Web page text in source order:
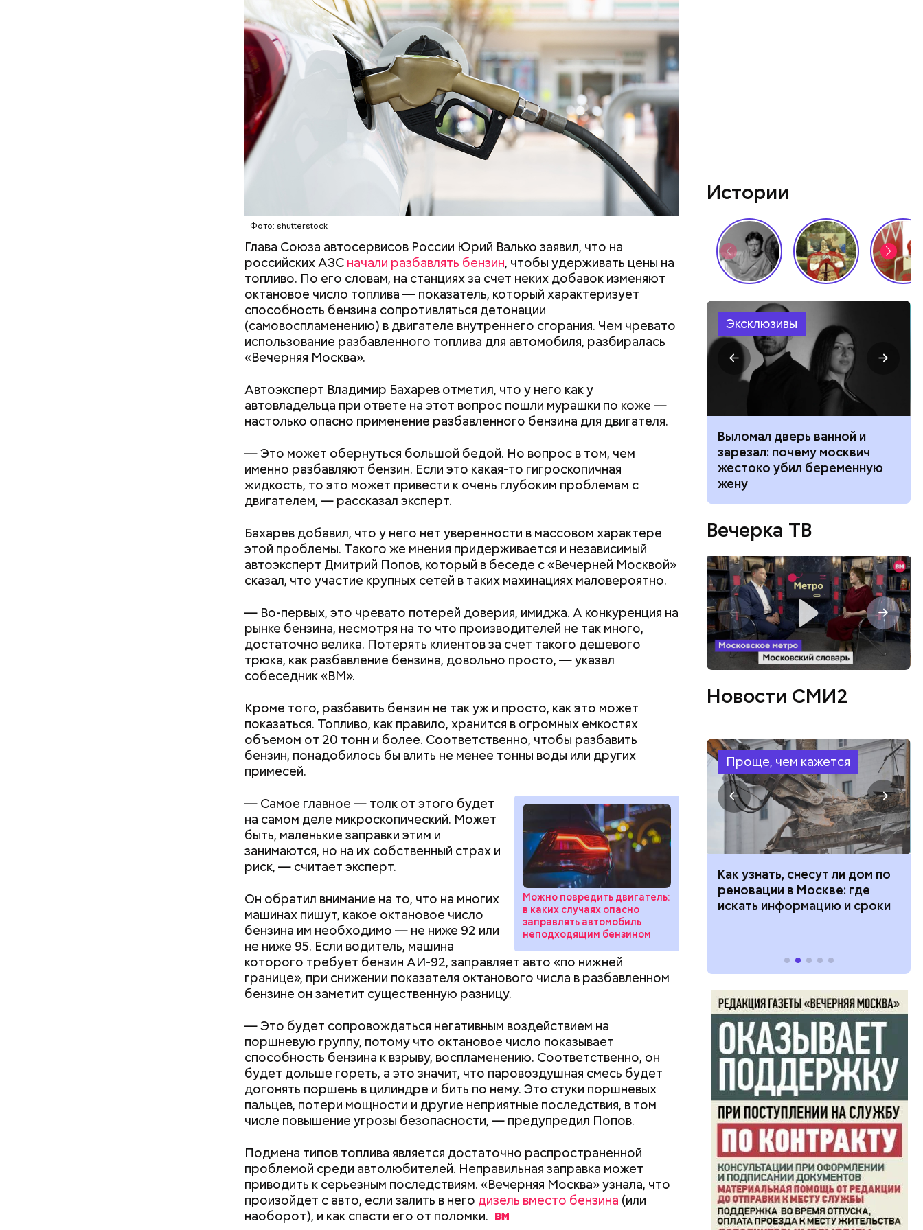
Фото: shutterstock
Глава Союза автосервисов России Юрий Валько заявил, что на
российских АЗС начали разбавлять бензин, чтобы удерживать цены на
топливо. По его словам, на станциях за счет неких добавок изменяют
октановое число топлива — показатель, который характеризует
способность бензина сопротивляться детонации
(самовоспламенению) в двигателе внутреннего сгорания. Чем чревато
использование разбавленного топлива для автомобиля, разбиралась
«Вечерняя Москва».
Автоэксперт Владимир Бахарев отметил, что у него как у
автовладельца при ответе на этот вопрос пошли мурашки по коже —
настолько опасно применение разбавленного бензина для двигателя.
— Это может обернуться большой бедой. Но вопрос в том, чем
именно разбавляют бензин. Если это какая-то гигроскопичная
жидкость, то это может привести к очень глубоким проблемам с
двигателем, — рассказал эксперт.
Бахарев добавил, что у него нет уверенности в массовом характере
этой проблемы. Такого же мнения придерживается и независимый
автоэксперт Дмитрий Попов, который в беседе с «Вечерней Москвой»
сказал, что участие крупных сетей в таких махинациях маловероятно.
— Во-первых, это чревато потерей доверия, имиджа. А конкуренция на
рынке бензина, несмотря на то что производителей не так много,
достаточно велика. Потерять клиентов за счет такого дешевого
трюка, как разбавление бензина, довольно просто, — указал
собеседник «ВМ».
Кроме того, разбавить бензин не так уж и просто, как это может
показаться. Топливо, как правило, хранится в огромных емкостях
объемом от 20 тонн и более. Соответственно, чтобы разбавить
бензин, понадобилось бы влить не менее тонны воды или других
примесей.
Можно повредить двигатель:
в каких случаях опасно
заправлять автомобиль
неподходящим бензином
— Самое главное — толк от этого будет
на самом деле микроскопический. Может
быть, маленькие заправки этим и
занимаются, но на их собственный страх и
риск, — считает эксперт.
Он обратил внимание на то, что на многих
машинах пишут, какое октановое число
бензина им необходимо — не ниже 92 или
не ниже 95. Если водитель, машина
которого требует бензин АИ-92, заправляет авто «по нижней
границе», при снижении показателя октанового числа в разбавленном
бензине он заметит существенную разницу.
— Это будет сопровождаться негативным воздействием на
поршневую группу, потому что октановое число показывает
способность бензина к взрыву, воспламенению. Соответственно, он
будет дольше гореть, а это значит, что паровоздушная смесь будет
догонять поршень в цилиндре и бить по нему. Это стуки поршневых
пальцев, потери мощности и другие неприятные последствия, в том
числе повышение угрозы безопасности, — предупредил Попов.
Подмена типов топлива является достаточно распространенной
проблемой среди автолюбителей. Неправильная заправка может
приводить к серьезным последствиям. «Вечерняя Москва» узнала, что
произойдет с авто, если залить в него дизель вместо бензина (или
наоборот), и как спасти его от поломки.
Международный день холостяка
своими друзьями, устраивают вечеринки, играют в видеоигры и
проводят время, наслаждаясь свободой и независимостью, пока это
возможно, ведь может быть и так, что через год они уже не будут
холостяками.
День малины со сливками
ингредиентов. Их можно купить в магазине или сделать
самостоятельно вместе со своими родными и близкими.
Спагетти из кабачков
Ингредиенты:
кабачок;
брынза;
растительное масло;
помидоры черри либо грунтовые.
Истории
Эксклюзивы
силовиков: кто такой Роберт
Гилман, которого просят
освободить США
украшу: тренды маникюра в
Москве летом 2026
Выломал дверь ванной и
зарезал: почему москвич
жестоко убил беременную
жену
Вечерка ТВ
Новости СМИ2
Проще, чем кажется
Как поменять батареи дома и
Как получить до 100 тысяч
рублей от государства при
трудной ситуации: кто может
претендовать и какие нужны
документы
Как узнать, снесут ли дом по
реновации в Москве: где
искать информацию и сроки